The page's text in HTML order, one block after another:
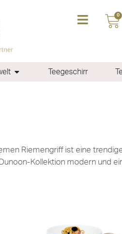
0
Teegeschirr
Riemengriff ist eine
Kollektion modern und